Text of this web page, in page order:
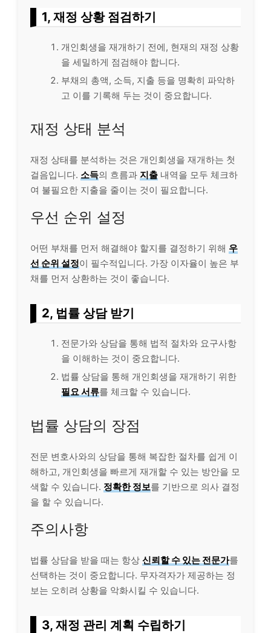
1, 재정 상황 점검하기
개인회생을 재개하기 전에, 현재의 재정 상황
을 세밀하게 점검해야 합니다.
부채의 총액, 소득, 지출 등을 명확히 파악하
고 이를 기록해 두는 것이 중요합니다.
재정 상태 분석
재정 상태를 분석하는 것은 개인회생을 재개하는 첫
걸음입니다. 소득의 흐름과 지출 내역을 모두 체크하
여 불필요한 지출을 줄이는 것이 필요합니다.
우선 순위 설정
어떤 부채를 먼저 해결해야 할지를 결정하기 위해 우
선 순위 설정이 필수적입니다. 가장 이자율이 높은 부
채를 먼저 상환하는 것이 좋습니다.
2, 법률 상담 받기
전문가와 상담을 통해 법적 절차와 요구사항
을 이해하는 것이 중요합니다.
법률 상담을 통해 개인회생을 재개하기 위한
필요 서류를 체크할 수 있습니다.
법률 상담의 장점
전문 변호사와의 상담을 통해 복잡한 절차를 쉽게 이
해하고, 개인회생을 빠르게 재개할 수 있는 방안을 모
색할 수 있습니다. 정확한 정보를 기반으로 의사 결정
을 할 수 있습니다.
주의사항
법률 상담을 받을 때는 항상 신뢰할 수 있는 전문가를
선택하는 것이 중요합니다. 무자격자가 제공하는 정
보는 오히려 상황을 악화시킬 수 있습니다.
3, 재정 관리 계획 수립하기